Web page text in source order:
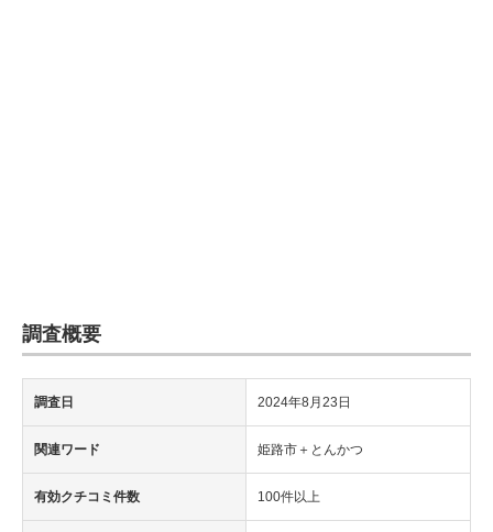
調査概要
調査日 2024年8月23日
関連ワード 姫路市＋とんかつ
有効クチコミ件数 100件以上